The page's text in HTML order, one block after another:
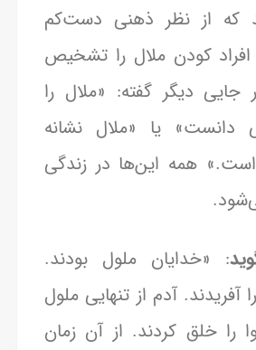
که از نظر ذهنی دست‌کم
کودن ملال را تشخیص
جایی دیگر گفته: «ملال را
دانست» یا «ملال نشانه
همه این‌ها در زندگی
: «خدایان ملول بودند.
آفریدند. آدم از تنهایی ملول
را خلق کردند. از آن زمان